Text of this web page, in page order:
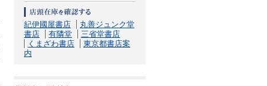
紀伊國屋書店
丸善ジュンク堂
書店
有隣堂
三省堂書店
くまざわ書店
東京都書店案
内